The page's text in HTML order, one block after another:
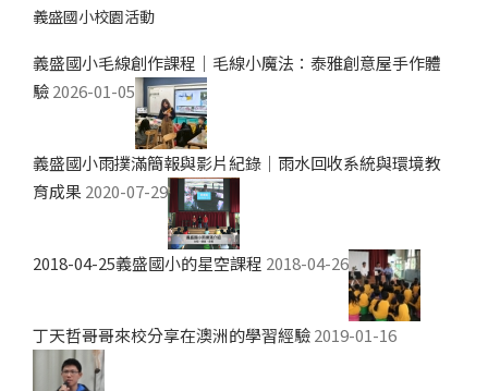
果：
義盛國小校園活動
義盛國小毛線創作課程｜毛線小魔法：泰雅創意屋手作體
驗2026-01-05
義盛國小雨撲滿簡報與影片紀錄｜雨水回收系統與環境教
育成果 2020-07-29
2018-04-25義盛國小的星空課程 2018-04-26
丁天哲哥哥來校分享在澳洲的學習經驗2019-01-16